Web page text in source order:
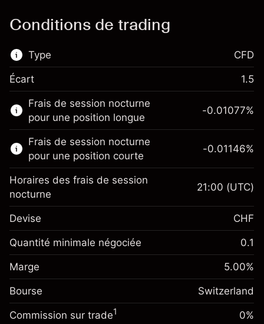
Conditions de trading
Type
Ce marché financier est disponible pour le
trading de CFD.
En savoir plus sur :
CFD
CFD
Écart 1.5
Frais de session nocturne
pour une position longue
Marge. Votre
investissement
Ajustement des fonds
Frais sur la valeur totale de
la position
-0.010765%
(-CHF 2.20)
Taille de la position avec effet de levier
-0.01077%
Frais de session nocturne
pour une position courte
Marge. Votre
CHF 1,000.00
Ajustement des fonds
de overnight
Frais sur la valeur totale de
-0.011458%
(-CHF 2.30)
-0.01146%
Horaires des frais de session
nocturne
21:00 (UTC)
Devise CHF
Quantité minimale négociée 0.1
Marge 5.00%
Bourse Switzerland
Commission sur trade1 0%